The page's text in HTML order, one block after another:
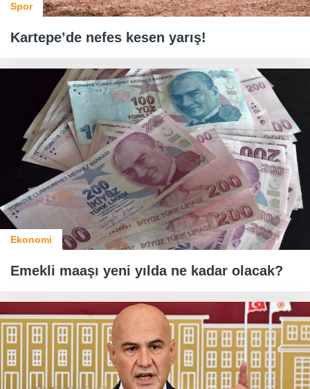
Spor
Kartepe’de nefes kesen yarış!
Ekonomi
Emekli maaşı yeni yılda ne kadar olacak?